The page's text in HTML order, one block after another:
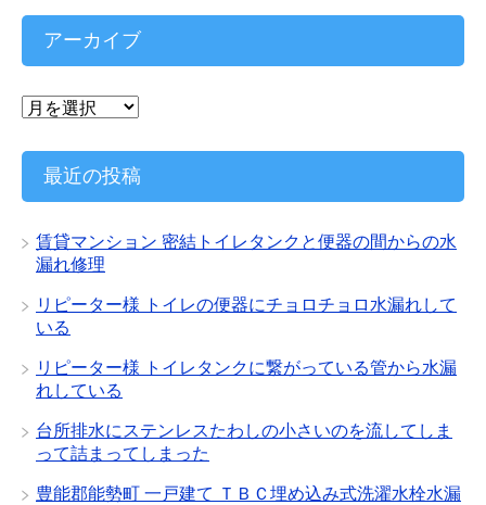
ゴ
ー
アーカイブ
ア
カ
ブ
最近の投稿
賃貸マンション 密結トイレタンクと便器の間からの水
漏れ修理
リピーター様 トイレの便器にチョロチョロ水漏れして
いる
リピーター様 トイレタンクに繋がっている管から水漏
れしている
台所排水にステンレスたわしの小さいのを流してしま
って詰まってしまった
豊能郡能勢町 一戸建て ＴＢＣ埋め込み式洗濯水栓水漏